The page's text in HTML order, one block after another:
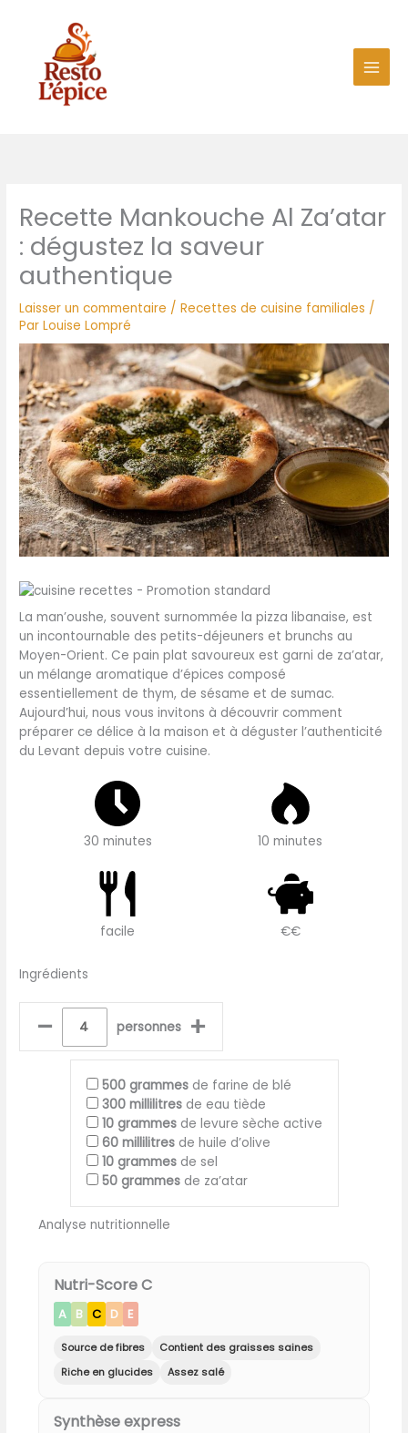
Recette Mankouche Al Za’atar
: dégustez la saveur
authentique
Laisser un commentaire /Recettes de cuisine familiales /
ParLouise Lompré
La man’oushe, souvent surnommée la pizza libanaise, est
un incontournable des petits-déjeuners et brunchs au
Moyen-Orient. Ce pain plat savoureux est garni de za’atar,
un mélange aromatique d’épices composé
essentiellement de thym, de sésame et de sumac.
Aujourd’hui, nous vous invitons à découvrir comment
préparer ce délice à la maison et à déguster l’authenticité
du Levant depuis votre cuisine.
30 minutes 10 minutes
facile €€
Ingrédients
– personnes +
500 grammesde farine de blé
300 millilitresde eau tiède
10 grammesde levure sèche active
60 millilitresde huile d’olive
10 grammesde sel
50 grammesde za’atar
Analyse nutritionnelle
Nutri-Score C
A B C D E
Source de fibres
Contient des graisses saines
Riche en glucides
Assez salé
Synthèse express